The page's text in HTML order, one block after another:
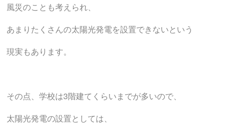
風災のことも考えられ、
あまりたくさんの太陽光発電を設置できないという
現実もあります。
その点、学校は3階建てくらいまでが多いので、
太陽光発電の設置としては、